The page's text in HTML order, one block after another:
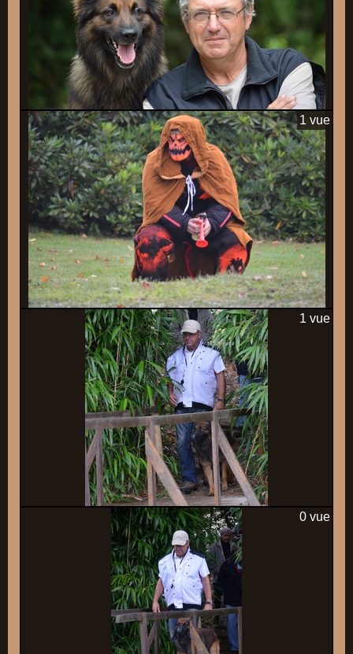
1 vue
1 vue
0 vue